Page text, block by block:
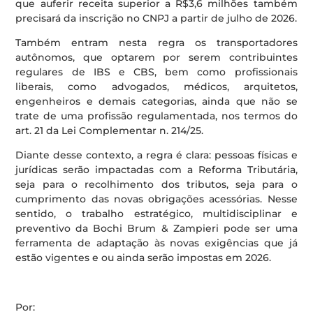
que auferir receita superior a R$3,6 milhões também
precisará da inscrição no CNPJ a partir de julho de 2026.
Também entram nesta regra os transportadores
autônomos, que optarem por serem contribuintes
regulares de IBS e CBS, bem como profissionais
liberais, como advogados, médicos, arquitetos,
engenheiros e demais categorias, ainda que não se
trate de uma profissão regulamentada, nos termos do
art. 21 da Lei Complementar n. 214/25.
Diante desse contexto, a regra é clara: pessoas físicas e
jurídicas serão impactadas com a Reforma Tributária,
seja para o recolhimento dos tributos, seja para o
cumprimento das novas obrigações acessórias. Nesse
sentido, o trabalho estratégico, multidisciplinar e
preventivo da Bochi Brum & Zampieri pode ser uma
ferramenta de adaptação às novas exigências que já
estão vigentes e ou ainda serão impostas em 2026.
Por: